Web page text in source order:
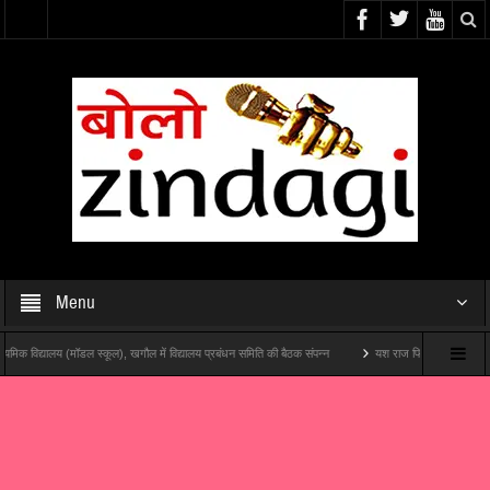
Menu
(मॉडल स्कूल), खगौल में विद्यालय प्रबंधन समिति की बैठक संपन्न यश राज फिल्म्स और पोशम पा